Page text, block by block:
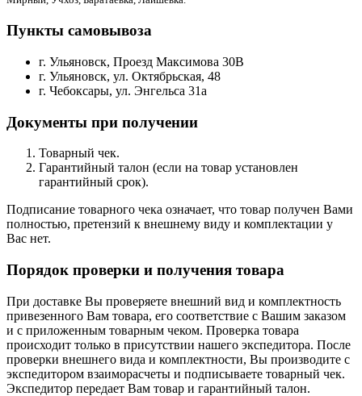
Пункты самовывоза
г. Ульяновск, Проезд Максимова 30В
г. Ульяновск, ул. Октябрьская, 48
г. Чебоксары, ул. Энгельса 31а
Документы при получении
Товарный чек.
Гарантийный талон (если на товар установлен
гарантийный срок).
Подписание товарного чека означает, что товар получен Вами
полностью, претензий к внешнему виду и комплектации у
Вас нет.
Порядок проверки и получения товара
При доставке Вы проверяете внешний вид и комплектность
привезенного Вам товара, его соответствие с Вашим заказом
и с приложенным товарным чеком. Проверка товара
происходит только в присутствии нашего экспедитора. После
проверки внешнего вида и комплектности, Вы производите с
экспедитором взаиморасчеты и подписываете товарный чек.
Экспедитор передает Вам товар и гарантийный талон.